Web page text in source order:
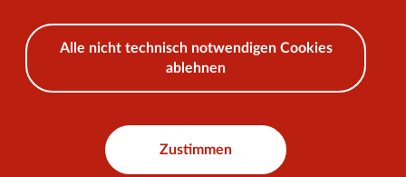
Alle nicht technisch notwendigen Cookies
ablehnen
Zustimmen